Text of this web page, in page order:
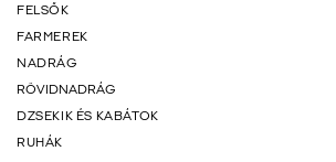
FELSŐK
FARMEREK
NADRÁG
RÖVIDNADRÁG
DZSEKIK ÉS KABÁTOK
RUHÁK